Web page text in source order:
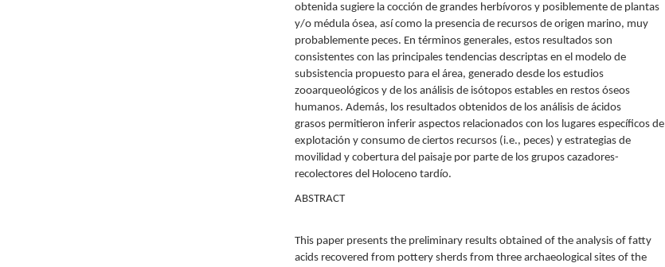
obtenida sugiere la cocción de grandes herbívoros y posiblemente de plantas
y/o médula ósea, así como la presencia de recursos de origen marino, muy
probablemente peces. En términos generales, estos resultados son
consistentes con las principales tendencias descriptas en el modelo de
subsistencia propuesto para el área, generado desde los estudios
zooarqueológicos y de los análisis de isótopos estables en restos óseos
humanos. Además, los resultados obtenidos de los análisis de ácidos
grasos permitieron inferir aspectos relacionados con los lugares específicos de
explotación y consumo de ciertos recursos (i.e., peces) y estrategias de
movilidad y cobertura del paisaje por parte de los grupos cazadores-
recolectores del Holoceno tardío.
ABSTRACT
This paper presents the preliminary results obtained of the analysis of fatty
acids recovered from pottery sherds from three archaeological sites of the